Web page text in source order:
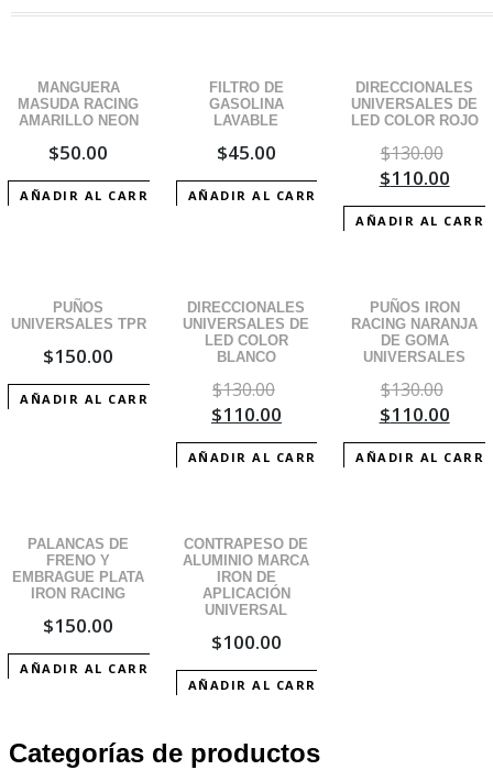
MANGUERA
MASUDA RACING
AMARILLO NEON
$50.00
AÑADIR AL CARRITO
FILTRO DE
GASOLINA
LAVABLE
$45.00
AÑADIR AL CARRITO
¡OFERTA!
DIRECCIONALES
UNIVERSALES DE
LED COLOR ROJO
$130.00
$110.00
AÑADIR AL
PUÑOS
UNIVERSALES TPR
$150.00
AÑADIR AL CARRITO
¡OFERTA!
DIRECCIONALES
UNIVERSALES DE
LED COLOR
BLANCO
$130.00
$110.00
AÑADIR AL CARRITO
¡OFERTA!
PUÑOS IRON
RACING NARANJA
DE GOMA
UNIVERSALES
$130.00
$110.00
AÑADIR AL
PALANCAS DE
FRENO Y
EMBRAGUE PLATA
IRON RACING
$150.00
AÑADIR AL CARRITO
CONTRAPESO DE
ALUMINIO MARCA
IRON DE
APLICACIÓN
UNIVERSAL
$100.00
AÑADIR AL CARRITO
Categorías de productos